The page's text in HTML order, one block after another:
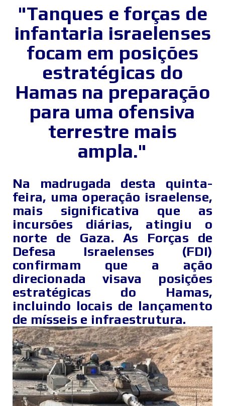
"Tanques e forças de
infantaria israelenses
focam em posições
estratégicas do
Hamas na preparação
para uma ofensiva
terrestre mais
ampla."
Na madrugada desta quinta-
feira, uma operação israelense,
mais significativa que as
incursões diárias, atingiu o
norte de Gaza. As Forças de
Defesa Israelenses (FDI)
confirmam que a ação
direcionada visava posições
estratégicas do Hamas,
incluindo locais de lançamento
de mísseis e infraestrutura.